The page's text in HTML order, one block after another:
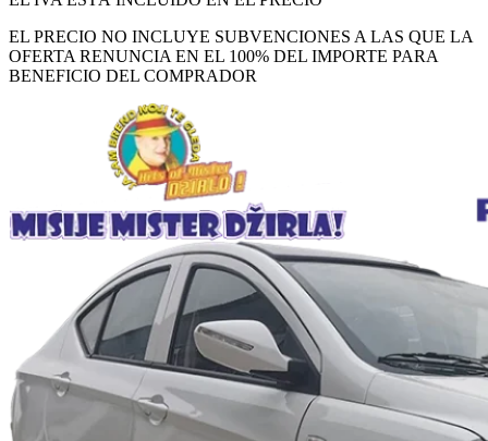
EL PRECIO NO INCLUYE SUBVENCIONES A LAS QUE LA
OFERTA RENUNCIA EN EL 100% DEL IMPORTE PARA
BENEFICIO DEL COMPRADOR